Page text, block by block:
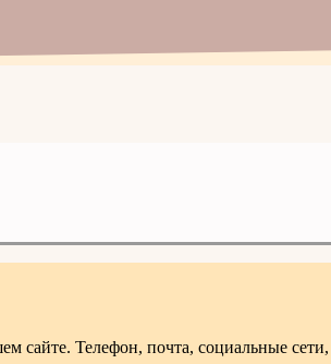
сайте. Телефон, почта, социальные сети,